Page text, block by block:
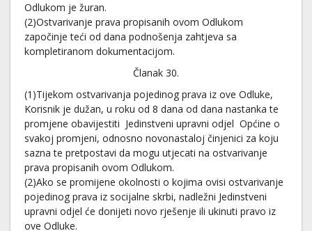
Odlukom je žuran.
(2)Ostvarivanje prava propisanih ovom Odlukom
započinje teći od dana podnošenja zahtjeva sa
kompletiranom dokumentacijom.
Članak 30.
(1)Tijekom ostvarivanja pojedinog prava iz ove Odluke,
Korisnik je dužan, u roku od 8 dana od dana nastanka te
promjene obavijestiti Jedinstveni upravni odjel Općine o
svakoj promjeni, odnosno novonastaloj činjenici za koju
sazna te pretpostavi da mogu utjecati na ostvarivanje
prava propisanih ovom Odlukom.
(2)Ako se promijene okolnosti o kojima ovisi ostvarivanje
pojedinog prava iz socijalne skrbi, nadležni Jedinstveni
upravni odjel će donijeti novo rješenje ili ukinuti pravo iz
ove Odluke.